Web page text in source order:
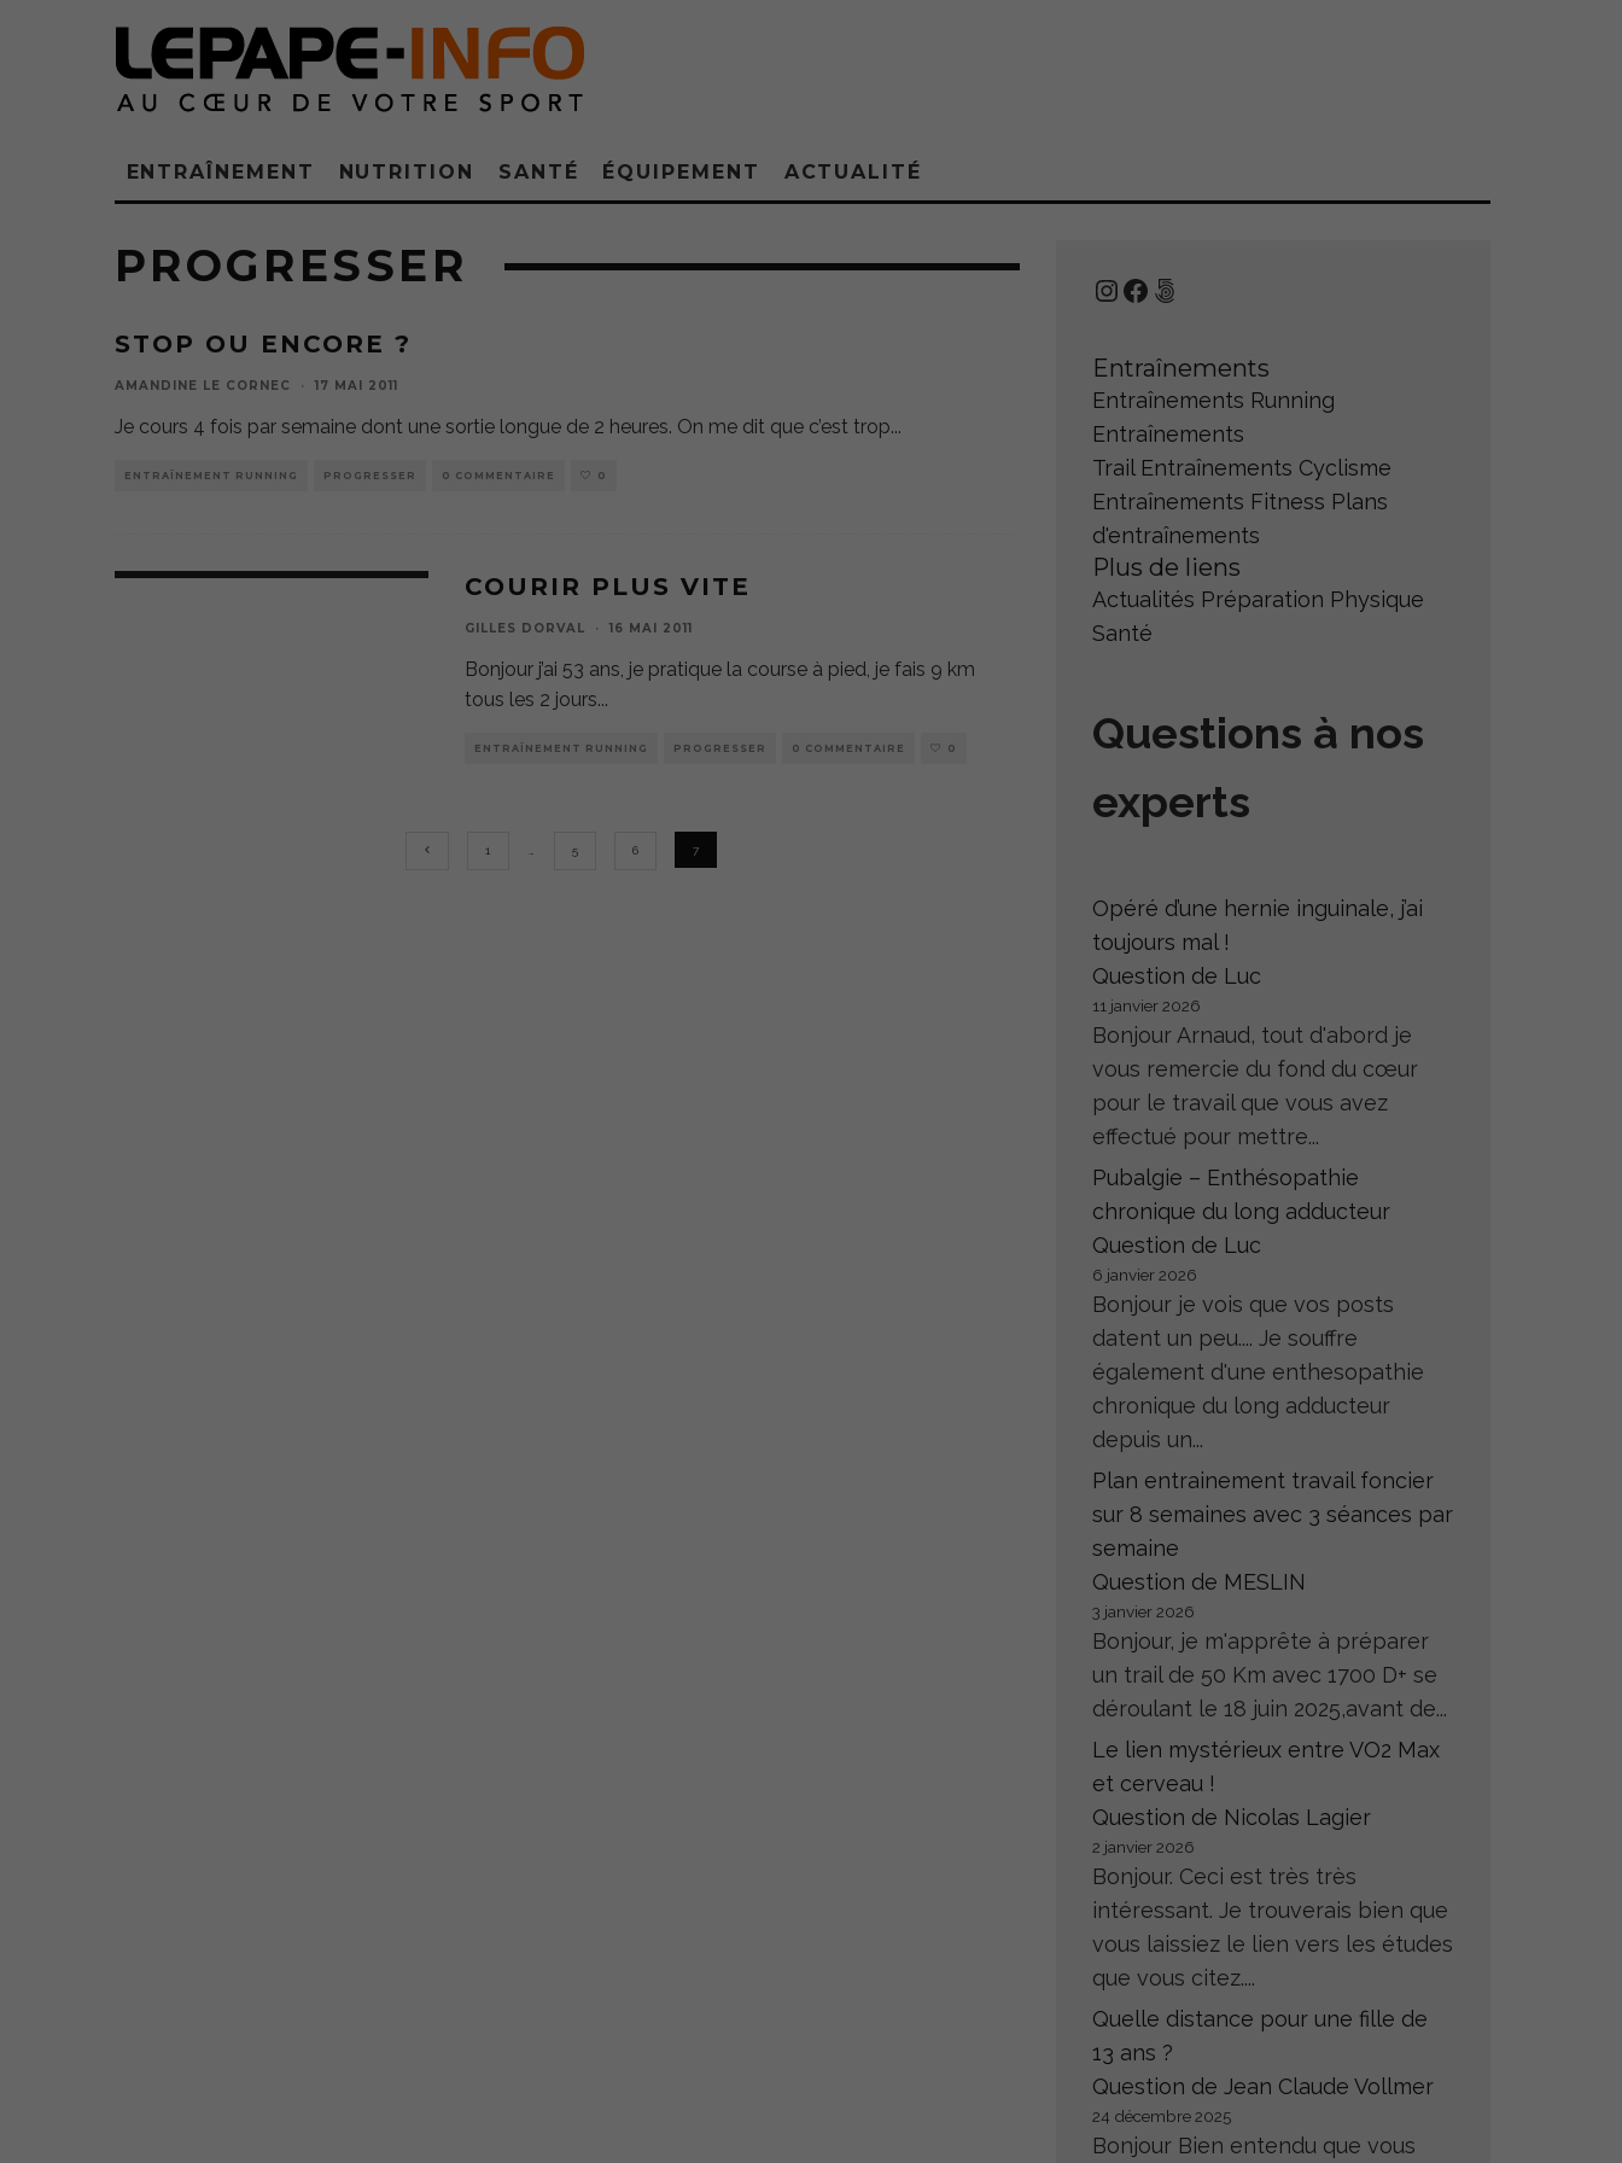
ENTRAÎNEMENT NUTRITION SANTÉ ÉQUIPEMENT ACTUALITÉ
PROGRESSER
STOP OU ENCORE ?
AMANDINE LE CORNEC · 17 MAI 2011
Je cours 4 fois par semaine dont une sortie longue de 2 heures. On me dit que c’est trop...
ENTRAÎNEMENT RUNNING PROGRESSER 0 COMMENTAIRE 0
COURIR PLUS VITE
GILLES DORVAL · 16 MAI 2011
Bonjour j’ai 53 ans, je pratique la course à pied, je fais 9 km
tous les 2 jours...
ENTRAÎNEMENT RUNNING PROGRESSER 0 COMMENTAIRE 0
1 5 6 7
Instagram
Facebook
500px
Entraînements
Entraînements Running
Entraînements
Trail Entraînements Cyclisme
Entraînements Fitness Plans
d'entraînements
Plus de liens
Actualités Préparation Physique
Santé
Questions à nos
experts
Opéré d’une hernie inguinale, j’ai
toujours mal !
Question de Luc
11 janvier 2026
Bonjour Arnaud, tout d'abord je
vous remercie du fond du cœur
pour le travail que vous avez
effectué pour mettre...
Pubalgie – Enthésopathie
chronique du long adducteur
Question de Luc
6 janvier 2026
Bonjour je vois que vos posts
datent un peu.... Je souffre
également d'une enthesopathie
chronique du long adducteur
depuis un...
Plan entrainement travail foncier
sur 8 semaines avec 3 séances par
semaine
Question de MESLIN
3 janvier 2026
Bonjour, je m'apprête à préparer
un trail de 50 Km avec 1700 D+ se
déroulant le 18 juin 2025,avant de...
Le lien mystérieux entre VO2 Max
et cerveau !
Question de Nicolas Lagier
2 janvier 2026
Bonjour. Ceci est très très
intéressant. Je trouverais bien que
vous laissiez le lien vers les études
que vous citez....
Quelle distance pour une fille de
13 ans ?
Question de Jean Claude Vollmer
24 décembre 2025
Bonjour Bien entendu que vous